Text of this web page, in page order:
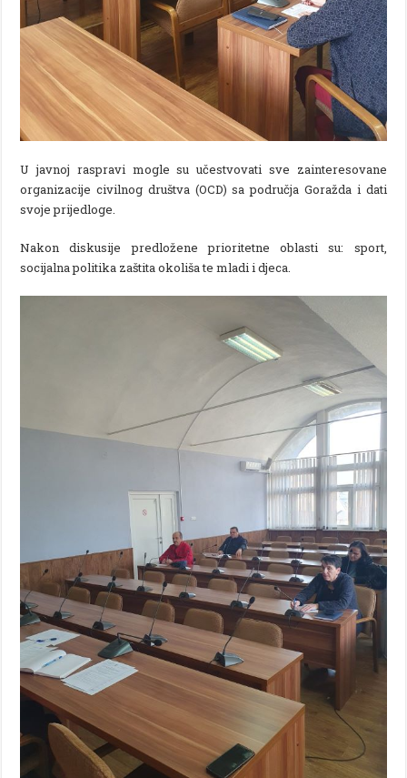
U javnoj raspravi mogle su učestvovati sve zainteresovane
organizacije civilnog društva (OCD) sa područja Goražda i dati
svoje prijedloge.
Nakon diskusije predložene prioritetne oblasti su: sport,
socijalna politika zaštita okoliša te mladi i djeca.